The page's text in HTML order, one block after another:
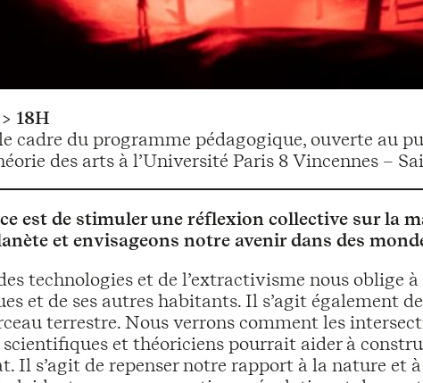
18H
cadre du programme pédagogique, ouverte au
des arts à l’Université Paris 8 Vincennes –
est de stimuler une réflexion collective sur la
et envisageons notre avenir dans des
technologies et de l’extractivisme nous oblige
et de ses autres habitants. Il s’agit également
terrestre. Nous verrons comment les
et théoriciens pourrait aider à
Il s’agit de repenser notre rapport à la nature et